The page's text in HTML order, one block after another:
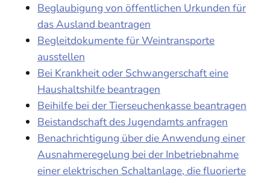
Beglaubigung von öffentlichen Urkunden für
das Ausland beantragen
Begleitdokumente für Weintransporte
ausstellen
Bei Krankheit oder Schwangerschaft eine
Haushaltshilfe beantragen
Beihilfe bei der Tierseuchenkasse beantragen
Beistandschaft des Jugendamts anfragen
Benachrichtigung über die Anwendung einer
Ausnahmeregelung bei der Inbetriebnahme
einer elektrischen Schaltanlage, die fluorierte